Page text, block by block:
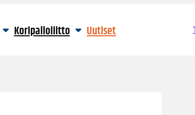
Koripalloliitto Uutiset